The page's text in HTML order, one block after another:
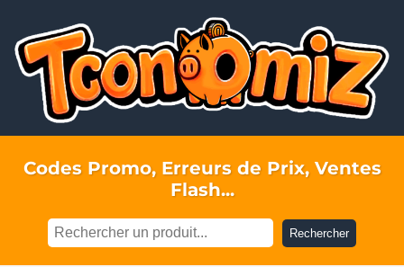
Codes Promo, Erreurs de Prix, Ventes
Flash...
Rechercher